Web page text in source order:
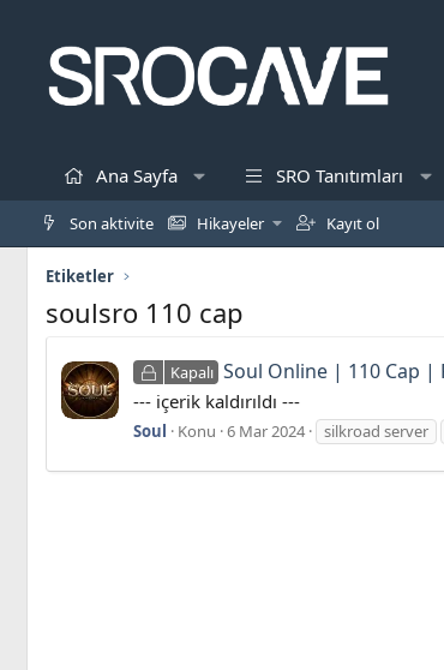
Ana Sayfa SRO Tanıtımları
Son aktivite Hikayeler Kayıt ol
Etiketler
soulsro 110 cap
Kapalı Soul Online | 110 Cap |
--- içerik kaldırıldı ---
Soul Konu 6 Mar 2024 silkroad server